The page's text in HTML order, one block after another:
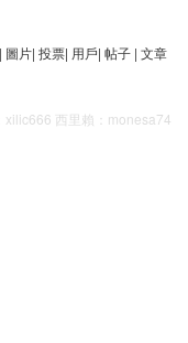
| 圖片| 投票| 用戶| 帖子 | 文章
西里賴：monesa74